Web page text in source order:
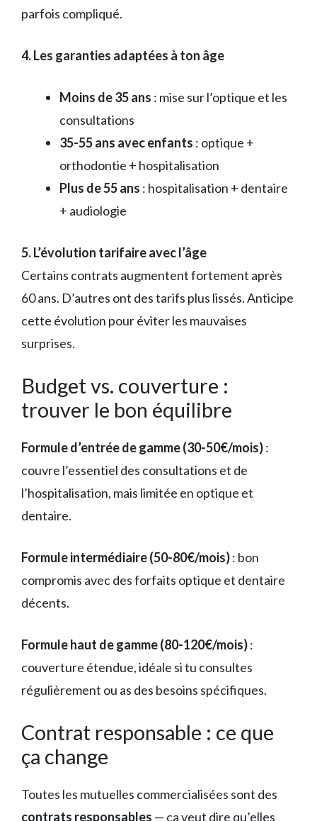
parfois compliqué.
4. Les garanties adaptées à ton âge
Moins de 35 ans : mise sur l’optique et les
consultations
35-55 ans avec enfants : optique +
orthodontie + hospitalisation
Plus de 55 ans : hospitalisation + dentaire
+ audiologie
5. L’évolution tarifaire avec l’âge
Certains contrats augmentent fortement après
60 ans. D’autres ont des tarifs plus lissés. Anticipe
cette évolution pour éviter les mauvaises
surprises.
Budget vs. couverture :
trouver le bon équilibre
Formule d’entrée de gamme (30-50€/mois):
couvre l’essentiel des consultations et de
l’hospitalisation, mais limitée en optique et
dentaire.
Formule intermédiaire (50-80€/mois): bon
compromis avec des forfaits optique et dentaire
décents.
Formule haut de gamme (80-120€/mois):
couverture étendue, idéale si tu consultes
régulièrement ou as des besoins spécifiques.
Contrat responsable : ce que
ça change
Toutes les mutuelles commercialisées sont des
contrats responsables — ça veut dire qu’elles